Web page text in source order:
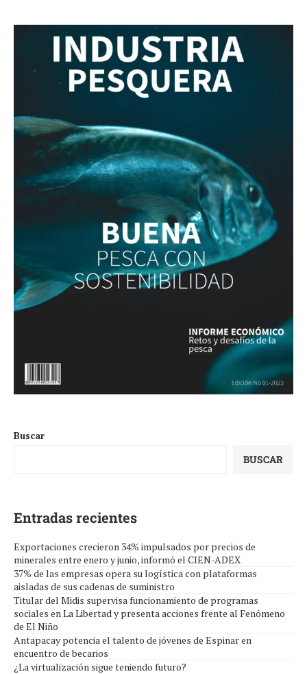
Buscar
BUSCAR
Entradas recientes
Exportaciones crecieron 34% impulsados por precios de
minerales entre enero y junio, informó el CIEN-ADEX
37% de las empresas opera su logística con plataformas
aisladas de sus cadenas de suministro
Titular del Midis supervisa funcionamiento de programas
sociales en La Libertad y presenta acciones frente al Fenómeno
de El Niño
Antapacay potencia el talento de jóvenes de Espinar en
encuentro de becarios
¿La virtualización sigue teniendo futuro?